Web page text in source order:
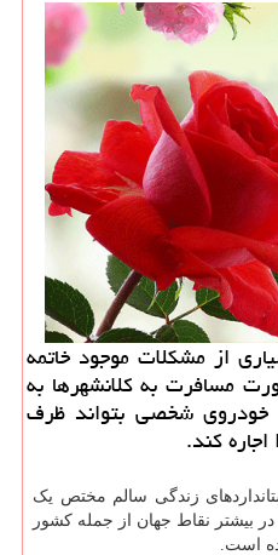
از مشكلات موجود خاتمه
مسافرت به كلانشهرها به
خودروی شخصی بتواند ظرف
كند.
زندگی سالم مختص یک
بیشتر نقاط جهان از جمله کشور
است.